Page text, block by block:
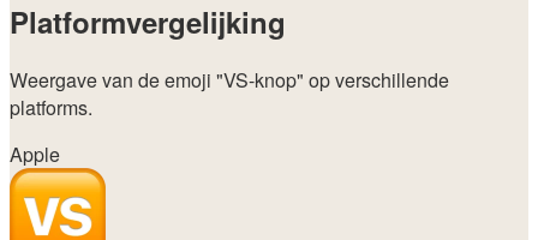
Platformvergelijking
Weergave van de emoji "VS-knop" op verschillende
platforms.
Apple